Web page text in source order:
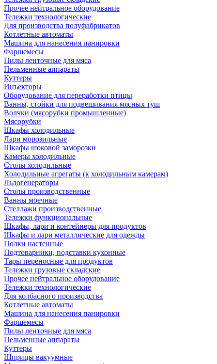
Прочее нейтральное оборудование
Тележки технологические
Для производства полуфабрикатов
Котлетные автоматы
Машина для нанесения панировки
Фаршемесы
Пилы ленточные для мяса
Пельменные аппараты
Куттеры
Инъекторы
Оборудование для переработки птицы
Ванны, стойки для подвешивания мясных туш
Волчки (мясорубки промышленные)
Мясорубки
Шкафы холодильные
Лари морозильные
Шкафы шоковой заморозки
Камеры холодильные
Столы холодильные
Холодильные агрегаты (к холодильным камерам)
Льдогенераторы
Столы производственные
Ванны моечные
Стеллажи производственные
Тележки функциональные
Шкафы, лари и контейнеры для продуктов
Шкафы и лари металлические для одежды
Полки настенные
Подтоварники, подставки кухонные
Тары переносные для продуктов
Тележки грузовые складские
Прочее нейтральное оборудование
Тележки технологические
Для колбасного производства
Котлетные автоматы
Машина для нанесения панировки
Фаршемесы
Пилы ленточные для мяса
Пельменные аппараты
Куттеры
Шприцы вакуумные